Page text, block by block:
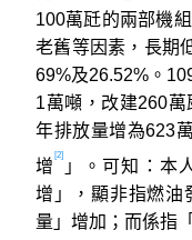
100萬瓩的兩部機
老舊等因素，長期
69%及26.52%。
1萬噸，改建260
年排放量增為623
增
[2]
」。可知：本
增」，顯非指燃油
量」增加；而係指